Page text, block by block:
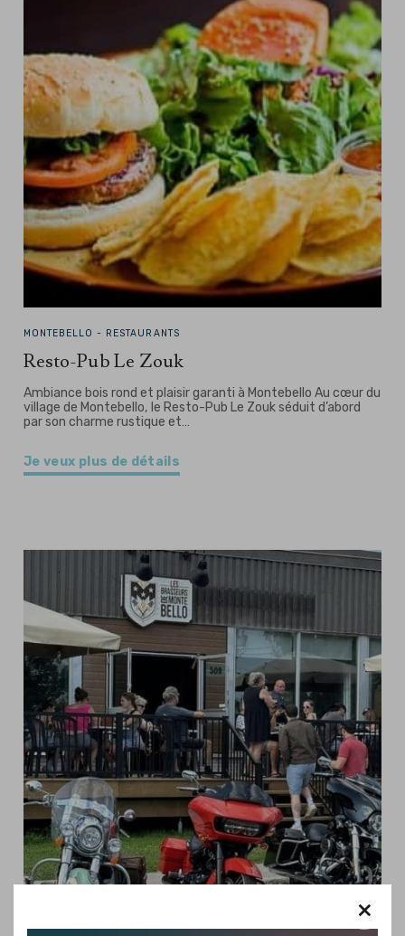
×
MONTEBELLO - RESTAURANTS
Resto-Pub Le Zouk
Ambiance bois rond et plaisir garanti à Montebello Au cœur du
village de Montebello, le Resto-Pub Le Zouk séduit d’abord
par son charme rustique et…
Je veux plus de détails